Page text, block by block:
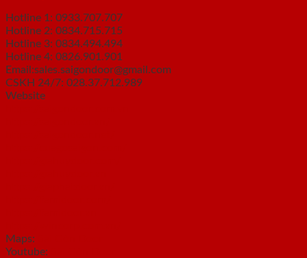
Hotline 1: 0933.707.707
Hotline 2: 0834.715.715
Hotline 3: 0834.494.494
Hotline 4: 0826.901.901
Email:sales.saigondoor@gmail.com
CSKH 24/7: 028.37.712.989
Website
Maps:
Youtube: